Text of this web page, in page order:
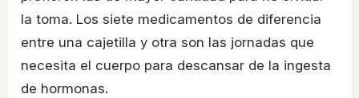
la toma. Los siete medicamentos de diferencia
entre una cajetilla y otra son las jornadas que
necesita el cuerpo para descansar de la ingesta
de hormonas.